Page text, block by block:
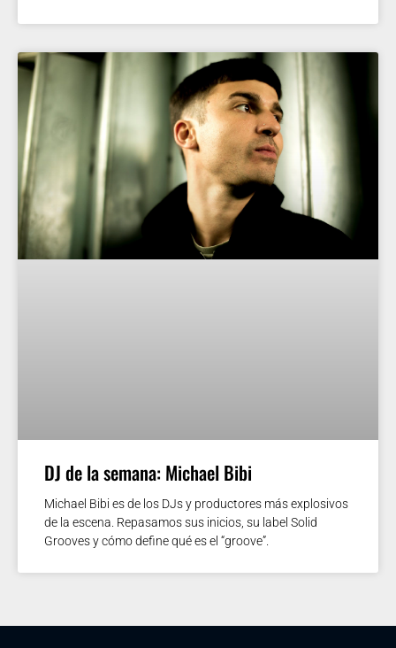
DJ de la semana: Michael Bibi
Michael Bibi es de los DJs y productores más explosivos
de la escena. Repasamos sus inicios, su label Solid
Grooves y cómo define qué es el “groove”.